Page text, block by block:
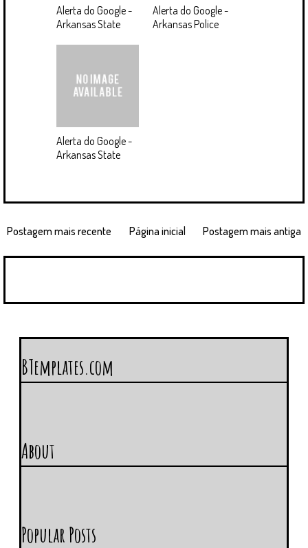
Alerta do Google -
Arkansas State
Alerta do Google -
Arkansas Police
Alerta do Google -
Arkansas State
Postagem mais recente Postagem mais antiga
Página inicial
BTemplates.com
About
Popular Posts